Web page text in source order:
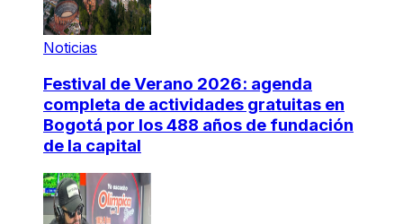
Noticias
Festival de Verano 2026: agenda
completa de actividades gratuitas en
Bogotá por los 488 años de fundación
de la capital